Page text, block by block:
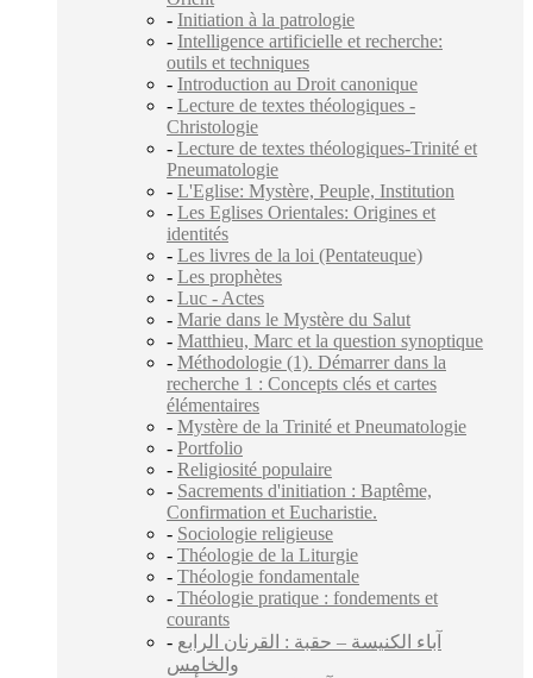
- Initiation à la patrologie
- Intelligence artificielle et recherche:
outils et techniques
- Introduction au Droit canonique
- Lecture de textes théologiques -
Christologie
- Lecture de textes théologiques-Trinité et
Pneumatologie
- L'Eglise: Mystère, Peuple, Institution
- Les Eglises Orientales: Origines et
identités
- Les livres de la loi (Pentateuque)
- Les prophètes
- Luc - Actes
- Marie dans le Mystère du Salut
- Matthieu, Marc et la question synoptique
- Méthodologie (1). Démarrer dans la
recherche 1 : Concepts clés et cartes
élémentaires
- Mystère de la Trinité et Pneumatologie
- Portfolio
- Religiosité populaire
- Sacrements d'initiation : Baptême,
Confirmation et Eucharistie.
- Sociologie religieuse
- Théologie de la Liturgie
- Théologie fondamentale
- Théologie pratique : fondements et
courants
- آباء الكنيسة – حقبة : القرنان الرابع
والخامس